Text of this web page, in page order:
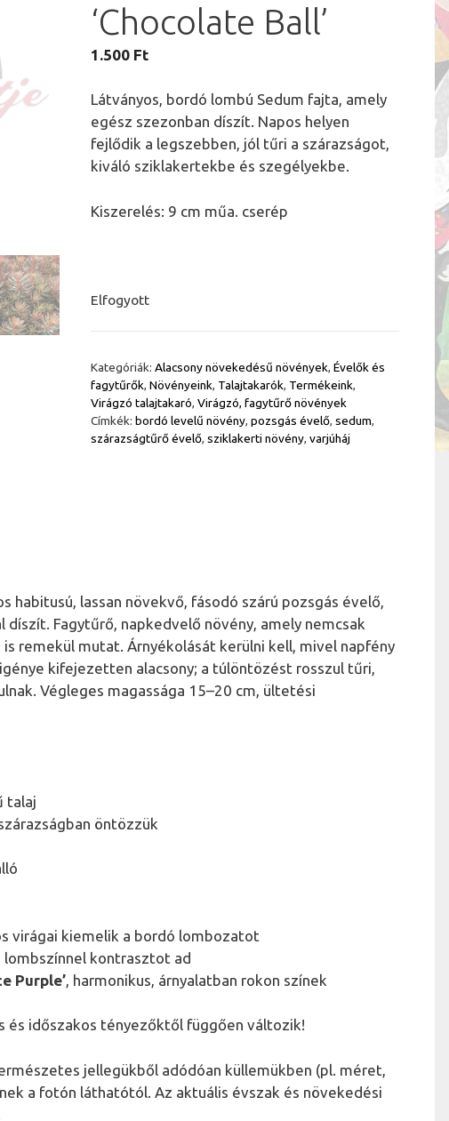
‘Chocolate Ball’
1.500 Ft
Látványos, bordó lombú Sedum fajta, amely
egész szezonban díszít. Napos helyen
fejlődik a legszebben, jól tűri a szárazságot,
kiváló sziklakertekbe és szegélyekbe.
Kiszerelés: 9 cm műa. cserép
Elfogyott
Kategóriák: Alacsony növekedésű növények, Évelők és
fagytűrők, Növényeink, Talajtakarók, Termékeink,
Virágzó talajtakaró, Virágzó, fagytűrő növények
Címkék: bordó levelű növény, pozsgás évelő, sedum,
szárazságtűrő évelő, sziklakerti növény, varjúháj
habitusú, lassan növekvő, fásodó szárú pozsgás évelő,
Fagytűrő, napkedvelő növény, amely nemcsak
remekül mutat. Árnyékolását kerülni kell, mivel napfény
kifejezetten alacsony; a túlöntözést rosszul tűri,
Végleges magassága 15–20 cm, ültetési
talaj
öntözzük
virágai kiemelik a bordó lombozatot
lombszínnel kontrasztot ad
Purple’, harmonikus, árnyalatban rokon színek
és időszakos tényezőktől függően változik!
jellegükből adódóan küllemükben (pl. méret,
a fotón láthatótól. Az aktuális évszak és növekedési